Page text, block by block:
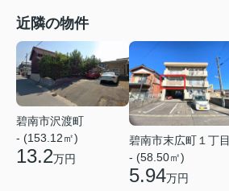
近隣の物件
碧南市沢渡町
- (153.12㎡)
13.2万円
碧南市末広町１丁目
- (58.50㎡)
5.94万円